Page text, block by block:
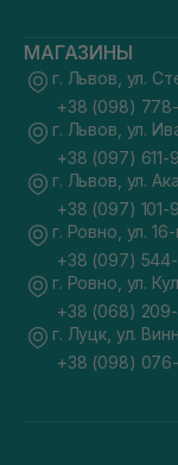
МАГАЗИНЫ
г. Львов, ул.
+38 (098)
г. Львов, ул.
+38 (097) 611-
г. Львов, ул.
+38 (097) 101-
г. Ровно, ул.
+38 (097)
г. Ровно, ул.
+38 (068)
г. Луцк, ул.
+38 (098)